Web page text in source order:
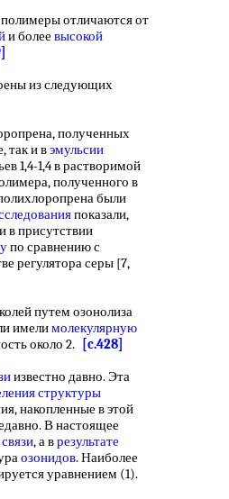
отличаются от
и более высокой
из следующих
полученных
так и вэмульсии
1,4-1,4 в растворимой
полученного в
были
показали,
в присутствии
по сравнению с
регулятора серы [7,
путем озонолиза
имелимолекулярную
около 2.
[c.428]
известно давно. Эта
структуры
накопленные в этой
В настоящее
, а врезультате
озонидов. Наиболее
уравнением (1).